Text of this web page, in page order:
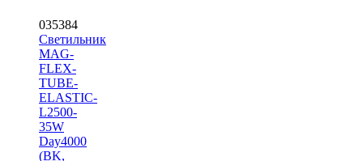
035384
Светильник
MAG-
FLEX-
TUBE-
ELASTIC-
L2500-
35W
Day4000
(BK,